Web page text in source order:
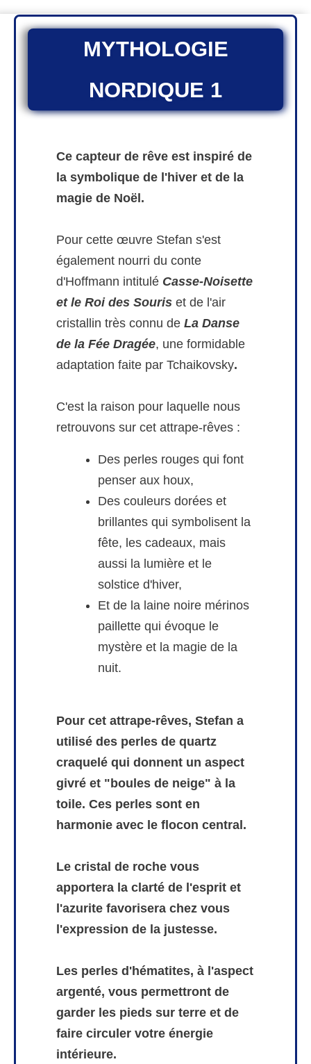
MYTHOLOGIE
NORDIQUE 1
Ce capteur de rêve est inspiré de
la symbolique de l'hiver et de la
magie de Noël.
Pour cette œuvre Stefan s'est
également nourri du conte
d'Hoffmann intitulé Casse-Noisette
et le Roi des Souris et de l'air
cristallin très connu de La Danse
de la Fée Dragée, une formidable
adaptation faite par Tchaikovsky.
C'est la raison pour laquelle nous
retrouvons sur cet attrape-rêves :
Des perles rouges qui font
penser aux houx,
Des couleurs dorées et
brillantes qui symbolisent la
fête, les cadeaux, mais
aussi la lumière et le
solstice d'hiver,
Et de la laine noire mérinos
paillette qui évoque le
mystère et la magie de la
nuit.
Pour cet attrape-rêves, Stefan a
utilisé des perles de quartz
craquelé qui donnent un aspect
givré et "boules de neige" à la
toile. Ces perles sont en
harmonie avec le flocon central.
Le cristal de roche vous
apportera la clarté de l'esprit et
l'azurite favorisera chez vous
l'expression de la justesse.
Les perles d'hématites, à l'aspect
argenté, vous permettront de
garder les pieds sur terre et de
faire circuler votre énergie
intérieure.